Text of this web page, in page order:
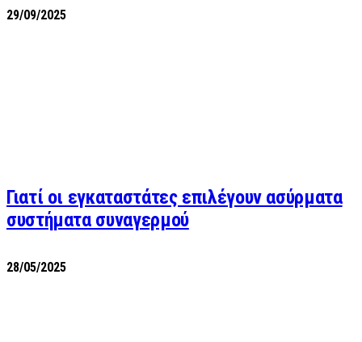
29/09/2025
Γιατί οι εγκαταστάτες επιλέγουν ασύρματα
συστήματα συναγερμού
28/05/2025